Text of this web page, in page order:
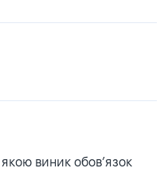
виник обов’язок